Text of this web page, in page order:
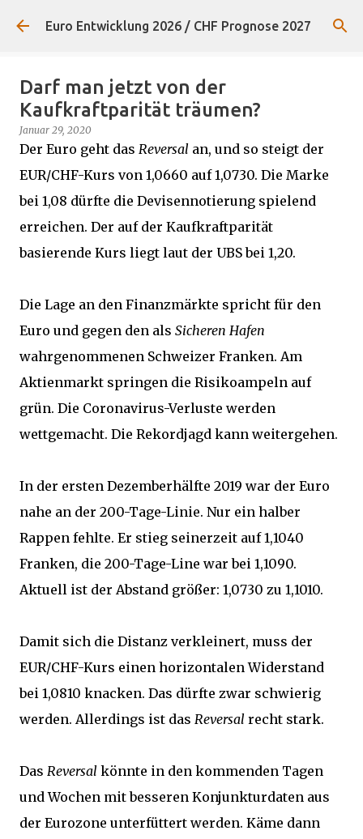
Direkt zum Hauptbereich
Euro Entwicklung 2026 / CHF Prognose 2027
Darf man jetzt von der
Kaufkraftparität träumen?
Januar 29, 2020
Der Euro geht das Reversal an, und so steigt der
EUR/CHF-Kurs von 1,0660 auf 1,0730. Die Marke
bei 1,08 dürfte die Devisennotierung spielend
erreichen. Der auf der Kaufkraftparität
basierende Kurs liegt laut der UBS bei 1,20.
Die Lage an den Finanzmärkte spricht für den
Euro und gegen den als Sicheren Hafen
wahrgenommenen Schweizer Franken. Am
Aktienmarkt springen die Risikoampeln auf
grün. Die Coronavirus-Verluste werden
wettgemacht. Die Rekordjagd kann weitergehen.
In der ersten Dezemberhälfte 2019 war der Euro
nahe an der 200-Tage-Linie. Nur ein halber
Rappen fehlte. Er stieg seinerzeit auf 1,1040
Franken, die 200-Tage-Line war bei 1,1090.
Aktuell ist der Abstand größer: 1,0730 zu 1,1010.
Damit sich die Distanz verkleinert, muss der
EUR/CHF-Kurs einen horizontalen Widerstand
bei 1,0810 knacken. Das dürfte zwar schwierig
werden. Allerdings ist das Reversal recht stark.
Das Reversal könnte in den kommenden Tagen
und Wochen mit besseren Konjunkturdaten aus
der Eurozone unterfüttert werden. Käme dann